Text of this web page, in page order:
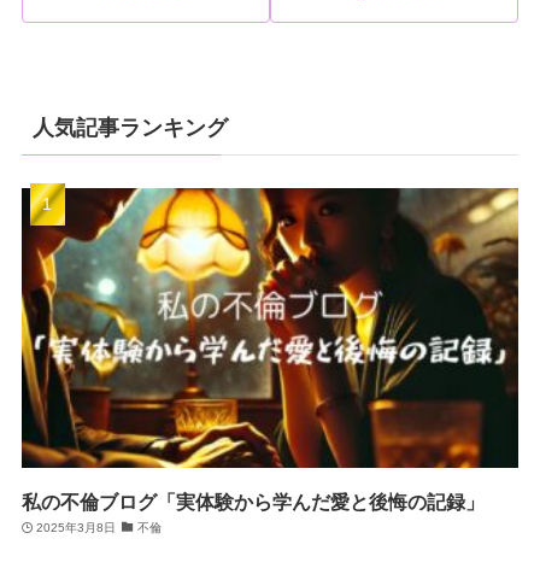
人気記事ランキング
私の不倫ブログ「実体験から学んだ愛と後悔の記録」
2025年3月8日 不倫